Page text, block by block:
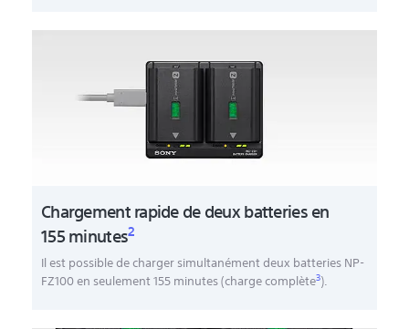
Chargement rapide de deux batteries en
155 minutes2
Il est possible de charger simultanément deux batteries NP-
FZ100 en seulement 155 minutes (charge complète3).